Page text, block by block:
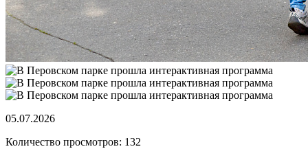
05.07.2026
Количество просмотров: 132